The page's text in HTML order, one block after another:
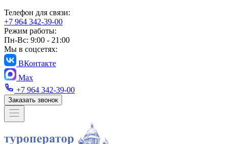
Телефон для связи:
+7 964 342-39-00
Режим работы:
Пн-Вс: 9:00 - 21:00
Мы в соцсетях:
ВКонтакте
Max
+7 964 342-39-00
Заказать звонок